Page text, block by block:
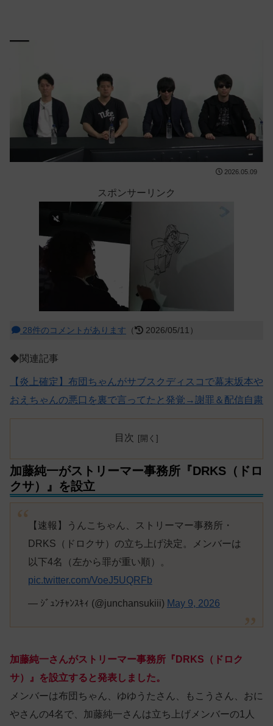
2026.05.09
スポンサーリンク
28件のコメントがあります （ 2026/05/11）
◆関連記事
【炎上確定】布団ちゃんがサブスクディスコで幕末坂本や
おえちゃんの悪口を裏で言ってたと発覚→謝罪＆配信自粛
目次
加藤純一がストリーマー事務所『DRKS（ドロ
クサ）』を設立
【速報】うんこちゃん、ストリーマー事務所・
DRKS（ドロクサ）の立ち上げ決定。メンバーは
以下4名（左から罪が重い順）。
pic.twitter.com/VoeJ5UQRFb
— ｼﾞｭﾝﾁｬﾝｽｷｨ (@junchansukiii) May 9, 2026
加藤純一さんがストリーマー事務所『DRKS（ドロク
サ）』を設立すると発表しました。
メンバーは布団ちゃん、ゆゆうたさん、もこうさん、おに
やさんの4名で、加藤純一さんは立ち上げメンバーの1人